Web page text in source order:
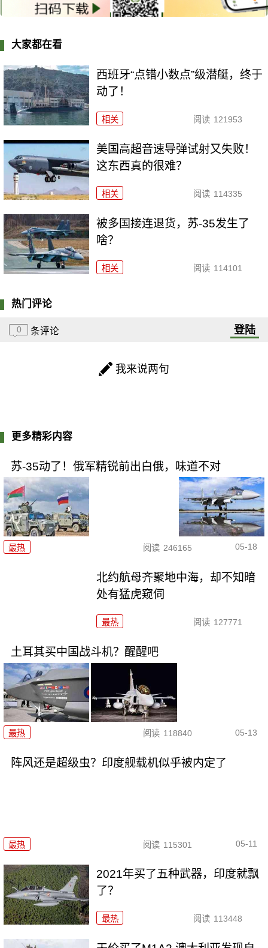
大家都在看
西班牙“点错小数点”级潜艇，终于
动了！
相关 阅读 121953
美国高超音速导弹试射又失败！
这东西真的很难？
相关 阅读 114335
被多国接连退货，苏-35发生了
啥？
相关 阅读 114101
热门评论
0 条评论 登陆
我来说两句
更多精彩内容
苏-35动了！俄军精锐前出白俄，味道不对
最热 阅读 246165 05-18
北约航母齐聚地中海，却不知暗
处有猛虎窥伺
最热 阅读 127771
土耳其买中国战斗机？醒醒吧
最热 阅读 118840 05-13
阵风还是超级虫？印度舰载机似乎被内定了
最热 阅读 115301 05-11
2021年买了五种武器，印度就飘
了？
最热 阅读 113448